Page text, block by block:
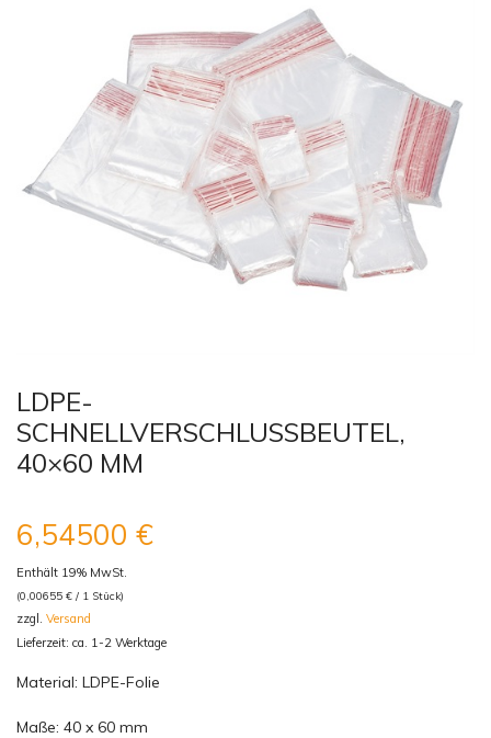
LDPE-
SCHNELLVERSCHLUSSBEUTEL,
40×60 MM
6,54500 €
Enthält 19% MwSt.
(0,00655 € / 1 Stück)
zzgl. Versand
Lieferzeit: ca. 1-2 Werktage
Material: LDPE-Folie
Maße: 40 x 60 mm